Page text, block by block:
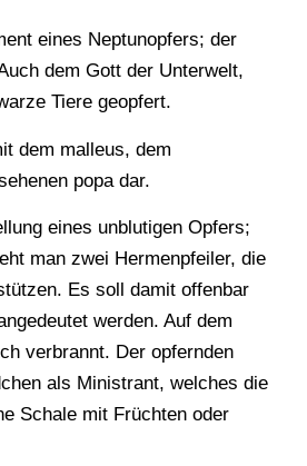
eines Neptunopfers; der
dem Gott der Unterwelt,
Tiere geopfert.
dem malleus, dem
popa dar.
eines unblutigen Opfers;
man zwei Hermenpfeiler, die
Es soll damit offenbar
werden. Auf dem
verbrannt. Der opfernden
als Ministrant, welches die
Schale mit Früchten oder